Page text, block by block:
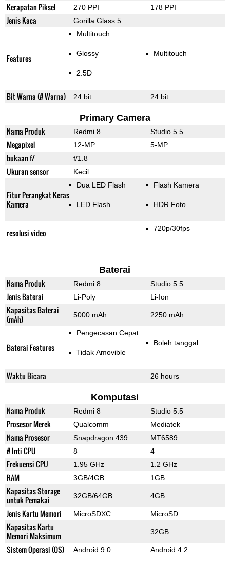
Kerapatan Piksel 270 PPI 178 PPI
Jenis Kaca Gorilla Glass 5
Features
Multitouch
Glossy
2.5D
Multitouch
Bit Warna (# Warna) 24 bit 24 bit
Primary Camera
Nama Produk Redmi 8 Studio 5.5
Megapixel 12-MP 5-MP
bukaan f/ f/1.8
Ukuran sensor Kecil
Fitur Perangkat Keras
Kamera
Dua LED Flash
LED Flash
Flash Kamera
HDR Foto
resolusi video 720p/30fps
Baterai
Nama Produk Redmi 8 Studio 5.5
Jenis Baterai Li-Poly Li-Ion
Kapasitas Baterai
(mAh)
5000 mAh 2250 mAh
Baterai Features
Pengecasan Cepat
Tidak Amovible
Boleh tanggal
Waktu Bicara 26 hours
Komputasi
Nama Produk Redmi 8 Studio 5.5
Prosesor Merek Qualcomm Mediatek
Nama Prosesor Snapdragon 439 MT6589
# Inti CPU 8 4
Frekuensi CPU 1.95 GHz 1.2 GHz
RAM 3GB/4GB 1GB
Kapasitas Storage
untuk Pemakai
32GB/64GB 4GB
Jenis Kartu Memori MicroSDXC MicroSD
Kapasitas Kartu
Memori Maksimum
32GB
Sistem Operasi (OS) Android 9.0 Android 4.2